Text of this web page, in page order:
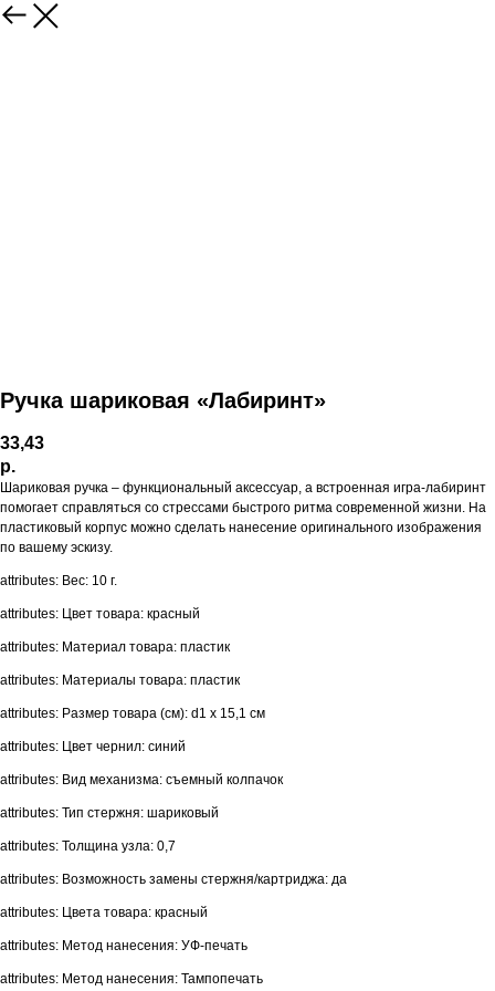
Ручка шариковая «Лабиринт»
33,43
р.
Шариковая ручка – функциональный аксессуар, а встроенная игра-лабиринт
помогает справляться со стрессами быстрого ритма современной жизни. На
пластиковый корпус можно сделать нанесение оригинального изображения
по вашему эскизу.
attributes: Вес: 10 г.
attributes: Цвет товара: красный
attributes: Материал товара: пластик
attributes: Материалы товара: пластик
attributes: Размер товара (см): d1 х 15,1 см
attributes: Цвет чернил: синий
attributes: Вид механизма: съемный колпачок
attributes: Тип стержня: шариковый
attributes: Толщина узла: 0,7
attributes: Возможность замены стержня/картриджа: да
attributes: Цвета товара: красный
attributes: Метод нанесения: УФ-печать
attributes: Метод нанесения: Тампопечать